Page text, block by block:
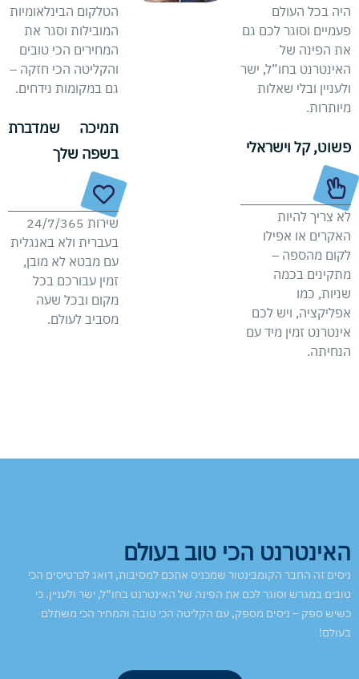
היה בכל העולם
פעמיים וסוגר לכם גם
את הפינה של
האינטרנט בחו”ל, ישר
ולעניין ובלי שאלות
מיותרות.
פשוט, קל וישראלי
לא צריך להיות
האקרים או אפילו
לקום מהספה –
מתקינים בכמה
שניות, כמו
אפליקציה, ויש לכם
אינטרנט זמין מיד עם
הנחיתה.
הטלקום הבינלאומיות
המובילות וסגר את
המחירים הכי טובים
והקליטה הכי חזקה –
גם במקומות נידחים.
תמיכה שמדברת
בשפה שלך
שירות 24/7/365
בעברית ולא באנגלית
עם מבטא לא מובן,
זמין עבורכם בכל
מקום ובכל שעה
מסביב לעולם.
האינטרנט הכי טוב בעולם
ניסים זה החבר הקומבינטור שמכניס אתכם למסיבות, דואג לכרטיסים הכי
טובים במגרש וסוגר לכם את הפינה של האינטרנט בחו”ל, ישר ולעניין. כי
כשיש ספק – ניסים מספק, עם הקליטה הכי טובה והמחיר הכי משתלם
בעולם!